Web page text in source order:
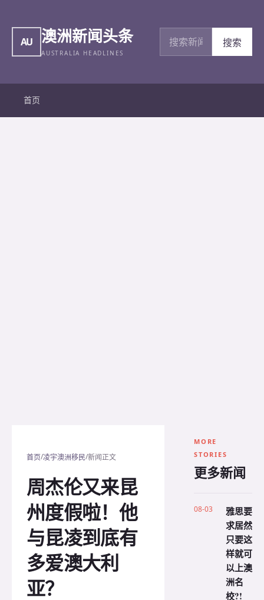
AU 澳洲新闻头条
AUSTRALIA HEADLINES
搜索新闻
搜索
首页
首页/凌宇澳洲移民/新闻正文
周杰伦又来昆
州度假啦！他
与昆凌到底有
多爱澳大利
亚？
MORE
STORIES
更多新闻
08-03
雅思要
求居然
只要这
样就可
以上澳
洲名
校?!